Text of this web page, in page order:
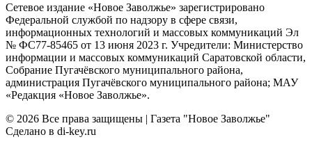
Сетевое издание «Новое Заволжье» зарегистрировано
Федеральной службой по надзору в сфере связи,
информационных технологий и массовых коммуникаций Эл
№ ФС77-85465 от 13 июня 2023 г. Учредители: Министерство
информации и массовых коммуникаций Саратовской области,
Собрание Пугачёвского муниципального района,
администрация Пугачёвского муниципального района; МАУ
«Редакция «Новое Заволжье».
© 2026 Все права защищены | Газета "Новое Заволжье"
Сделано в di-key.ru